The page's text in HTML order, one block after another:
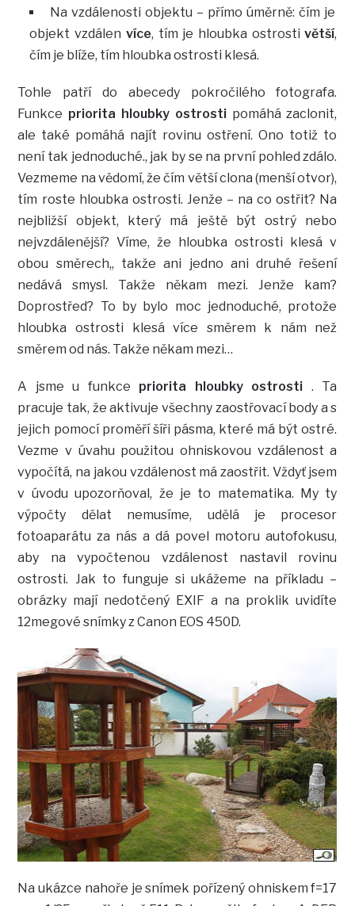
Na vzdálenosti objektu – přímo úměrně: čím je
objekt vzdálen více, tím je hloubka ostrostivětší,
čím je blíže, tím hloubka ostrosti klesá.
Tohle patří do abecedy pokročilého fotografa.
Funkce priorita hloubky ostrosti pomáhá zaclonit,
ale také pomáhá najít rovinu ostření. Ono totiž to
není tak jednoduché., jak by se na první pohled zdálo.
Vezmeme na vědomí, že čím větší clona (menší otvor),
tím roste hloubka ostrosti. Jenže – na co ostřit? Na
nejbližší objekt, který má ještě být ostrý nebo
nejvzdálenější? Víme, že hloubka ostrosti klesá v
obou směrech,, takže ani jedno ani druhé řešení
nedává smysl. Takže někam mezi. Jenže kam?
Doprostřed? To by bylo moc jednoduché, protože
hloubka ostrosti klesá více směrem k nám než
směrem od nás. Takže někam mezi…
A jsme u funkce priorita hloubky ostrosti . Ta
pracuje tak, že aktivuje všechny zaostřovací body a s
jejich pomocí proměří šíři pásma, které má být ostré.
Vezme v úvahu použitou ohniskovou vzdálenost a
vypočítá, na jakou vzdálenost má zaostřit. Vždyť jsem
v úvodu upozorňoval, že je to matematika. My ty
výpočty dělat nemusíme, udělá je procesor
fotoaparátu za nás a dá povel motoru autofokusu,
aby na vypočtenou vzdálenost nastavil rovinu
ostrosti. Jak to funguje si ukážeme na příkladu –
obrázky mají nedotčený EXIF a na proklik uvidíte
12megové snímky z Canon EOS 450D.
Na ukázce nahoře je snímek pořízený ohniskem f=17